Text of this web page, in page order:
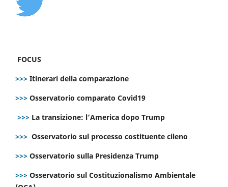
FOCUS
>>> Itinerari della comparazione
>>> Osservatorio comparato Covid19
>>> La transizione: l’America dopo Trump
>>> Osservatorio sul processo costituente cileno
>>> Osservatorio sulla Presidenza Trump
>>> Osservatorio sul Costituzionalismo Ambientale